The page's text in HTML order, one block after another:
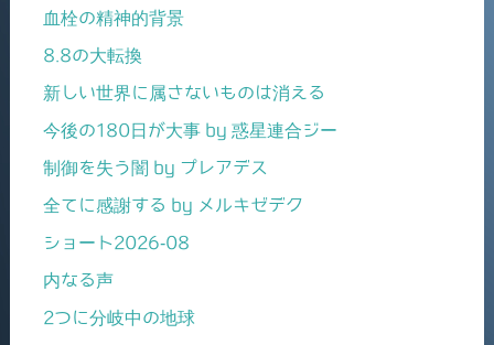
血栓の精神的背景
8.8の大転換
新しい世界に属さないものは消える
今後の180日が大事 by 惑星連合ジー
制御を失う闇 by プレアデス
全てに感謝する by メルキゼデク
ショート2026-08
内なる声
2つに分岐中の地球